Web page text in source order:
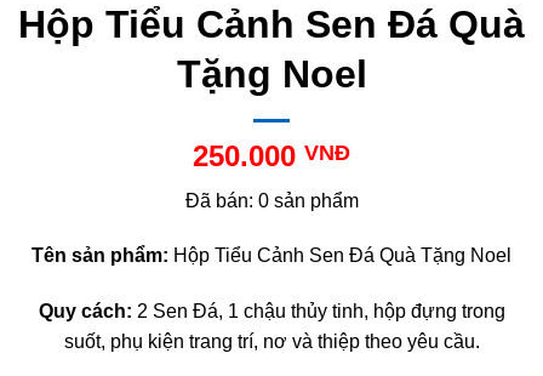
Hộp Tiểu Cảnh Sen Đá Quà
Tặng Noel
250.000 VNĐ
Đã bán: 0 sản phẩm
Tên sản phẩm: Hộp Tiểu Cảnh Sen Đá Quà Tặng Noel
Quy cách: 2 Sen Đá, 1 chậu thủy tinh, hộp đựng trong
suốt, phụ kiện trang trí, nơ và thiệp theo yêu cầu.